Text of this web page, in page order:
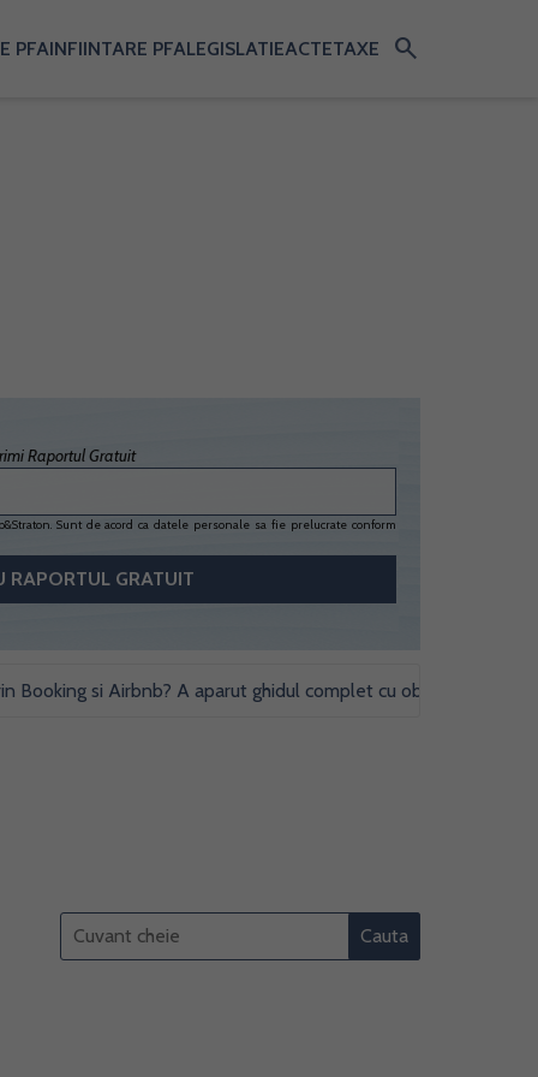
PFAINFIINTARE PFALEGISLATIEACTETAXE search
Raportul Gratuit
Sunt de acord ca datele personale sa fie prelucrate conform
si Airbnb? A aparut ghidul complet cu obligatii fiscale si